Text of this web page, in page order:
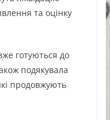
та оцінку
готуються до
подякувала
продовжують